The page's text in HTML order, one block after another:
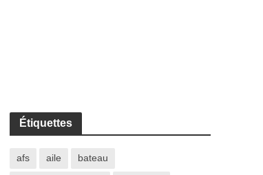
Étiquettes
afs aile bateau